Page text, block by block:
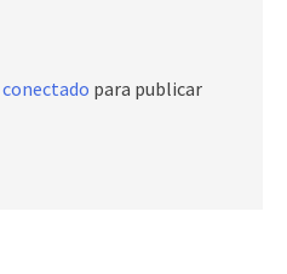
conectado para publicar